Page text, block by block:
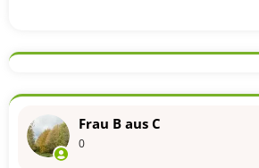
Frau B aus C
0